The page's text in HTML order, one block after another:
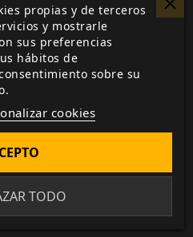
transferencia o tarjeta de
los juego canjeados
propias y de terceros
y mostrarle
sus preferencias
hábitos de
sobre su
cookies
TODO